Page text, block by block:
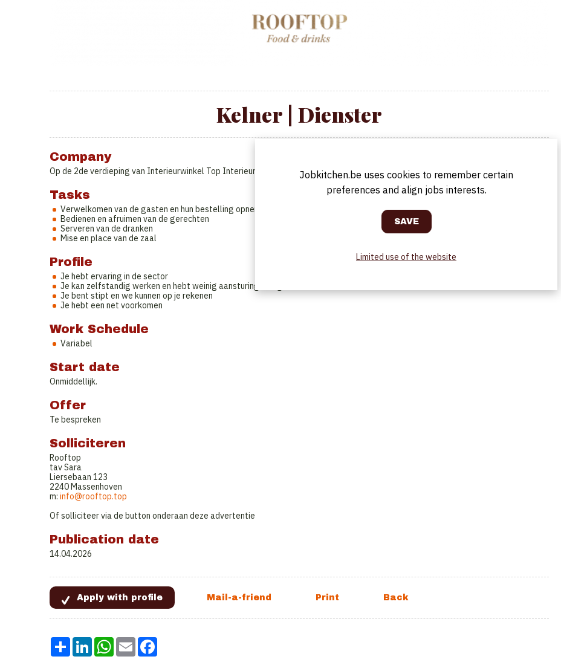
Kelner | Dienster
Company
Op de 2de verdieping van Interieurwinkel Top Interieur wordt binnenkort de brasserie met buitenterras 'rooftop' geopend.
Tasks
Verwelkomen van de gasten en hun bestelling opnemen
Bedienen en afruimen van de gerechten
Serveren van de dranken
Mise en place van de zaal
Profile
Je hebt ervaring in de sector
Je kan zelfstandig werken en hebt weinig aansturing nodig
Je bent stipt en we kunnen op je rekenen
Je hebt een net voorkomen
Work Schedule
Variabel
Start date
Onmiddellijk.
Offer
Te bespreken
Solliciteren
Rooftop
tav Sara
Liersebaan 123
2240 Massenhoven
m: info@rooftop.top
Of solliciteer via de button onderaan deze advertentie
Publication date
14.04.2026
Share LinkedInWhatsApp
Email
Jobkitchen.be uses cookies to remember certain
preferences and align jobs interests.
Limited use of the website